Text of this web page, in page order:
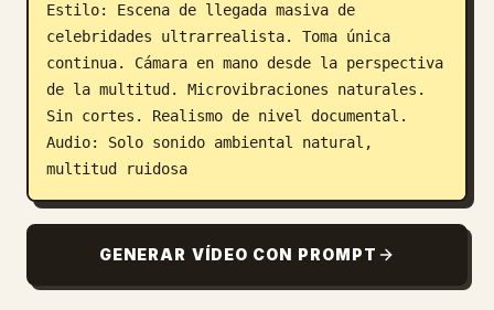
Estilo: Escena de llegada masiva de
celebridades ultrarrealista. Toma única
continua. Cámara en mano desde la perspectiva
de la multitud. Microvibraciones naturales.
Sin cortes. Realismo de nivel documental.
Audio: Solo sonido ambiental natural,
multitud ruidosa
GENERAR VÍDEO CON PROMPT